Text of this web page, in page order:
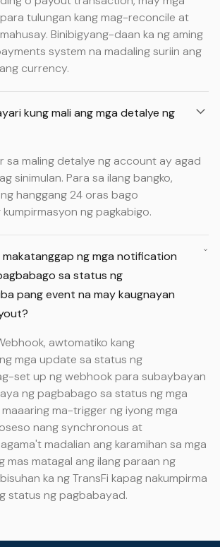
tulungan kang mag-reconcile at
Binibigyang-daan ka ng aming
system na madaling suriin ang
currency.
kung mali ang mga detalye ng
sa maling detalye ng account ay agad
sinimulan. Para sa ilang bangko,
hanggang 24 oras bago
ng pagkabigo.
makatanggap ng mga notification
sa status ng
pang event na may kaugnayan
awtomatiko kang
mga update sa status ng
set up ng webhook para subaybayan
ng pagbabago sa status ng mga
ma-trigger ng iyong mga
nang synchronous at
madalian ang karamihan sa mga
mas matagal ang ilang paraan ng
ka ng TransFi kapag nakumpirma
status ng pagbabayad.